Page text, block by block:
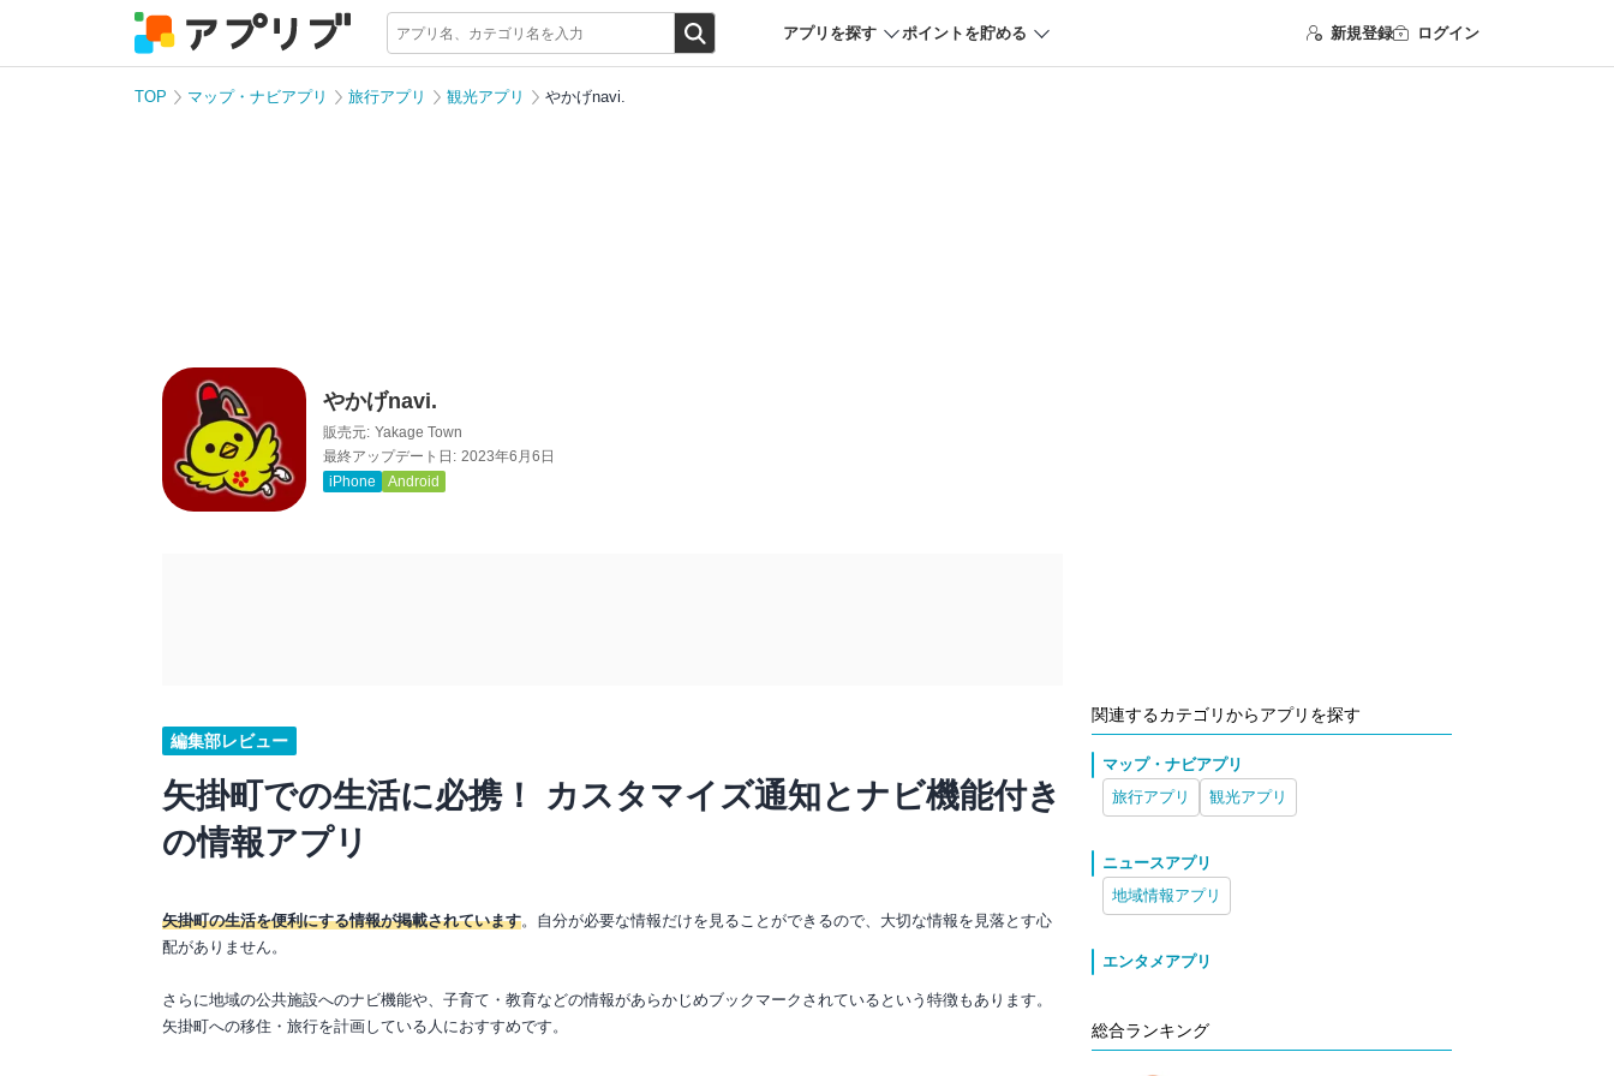
アプリを探す ポイントを貯める 新規登録 ログイン
TOP マップ・ナビアプリ 旅行アプリ 観光アプリ やかげnavi.
やかげnavi.
販売元: Yakage Town
最終アップデート日: 2023年6月6日
iPhone
Android
編集部レビュー
矢掛町での生活に必携！ カスタマイズ通知とナビ機能付き
の情報アプリ
矢掛町の生活を便利にする情報が掲載されています。自分が必要な情報だけを見ることができるので、大切な情報を見落とす心
配がありません。
さらに地域の公共施設へのナビ機能や、子育て・教育などの情報があらかじめブックマークされているという特徴もあります。
矢掛町への移住・旅行を計画している人におすすめです。
関連するカテゴリからアプリを探す
マップ・ナビアプリ
旅行アプリ
観光アプリ
ニュースアプリ
地域情報アプリ
エンタメアプリ
総合ランキング